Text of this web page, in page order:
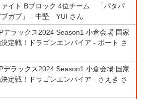
ァイト Bブロック 4位チーム 「パタパ
ブガブ」 - 中堅 YUI さん
デラックス2024 Season1 小倉会場 国家
定戦！ドラゴンエンパイア - ボート さ
デラックス2024 Season1 小倉会場 国家
定戦！ドラゴンエンパイア - さえき さ